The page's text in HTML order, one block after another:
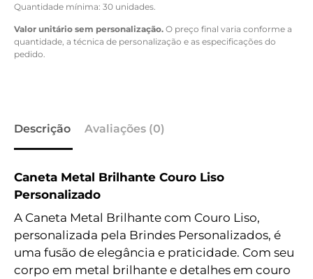
Quantidade mínima: 30 unidades.
Valor unitário sem personalização. O preço final varia conforme a
quantidade, a técnica de personalização e as especificações do
pedido.
Descrição Avaliações (0)
Caneta Metal Brilhante Couro Liso
Personalizado
A Caneta Metal Brilhante com Couro Liso,
personalizada pela Brindes Personalizados, é
uma fusão de elegância e praticidade. Com seu
corpo em metal brilhante e detalhes em couro